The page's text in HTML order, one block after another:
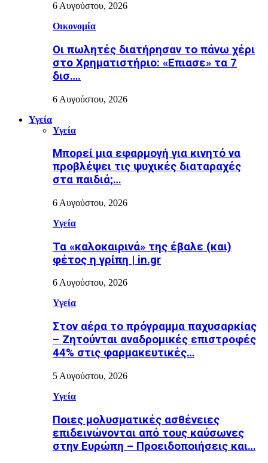
6 Αυγούστου, 2026
Οικονομία
Οι πωλητές διατήρησαν το πάνω χέρι
στο Χρηματιστήριο: «Επιασε» τα 7
δισ….
6 Αυγούστου, 2026
Υγεία
Υγεία
Μπορεί μια εφαρμογή για κινητό να
προβλέψει τις ψυχικές διαταραχές
στα παιδιά;…
6 Αυγούστου, 2026
Υγεία
Τα «καλοκαιρινά» της έβαλε (και)
φέτος η γρίπη | in.gr
6 Αυγούστου, 2026
Υγεία
Στον αέρα το πρόγραμμα παχυσαρκίας
– Ζητούνται αναδρομικές επιστροφές
44% στις φαρμακευτικές…
5 Αυγούστου, 2026
Υγεία
Ποιες μολυσματικές ασθένειες
επιδεινώνονται από τους καύσωνες
στην Ευρώπη – Προειδοποιήσεις και…